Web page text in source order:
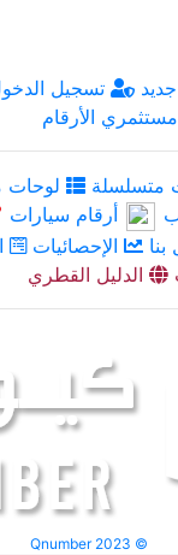
تسجيل
مستثمري الأرقام
متسلسلة
لوحات
أرقام سيارات
الإحصائيات
الدليل القطري
Qnumber 2023 ©